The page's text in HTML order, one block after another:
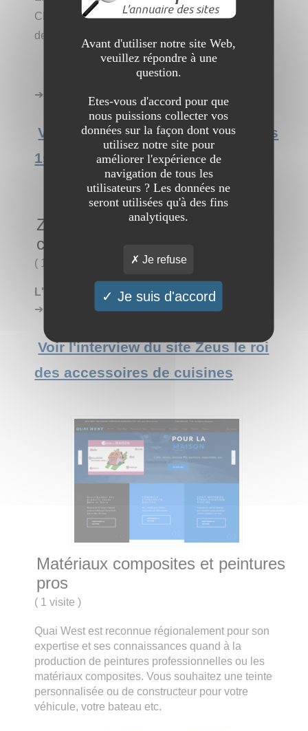
Chic elegance and trendy styles for unique home
decor. Don't miss our latest arrivals!
➔ Catégorie : Entreprise Fourniture
Voir l'interview du site The World's
1st Mushroom Lamp Boutique
Zeus le roi des accessoires de
cuisines
( 1 visite
L'art de cuisiner avec puissance et élégance
➔ Catégorie : Entreprise → Fourniture
Voir l'interview du site Zeus le roi
des accessoires de cuisines
Matériaux composites et peintures
pros
( 1 visite)
Quai West est reconnue régionalement pour son
expertise et ses connaissances quand à la
production de peintures professionnelles ou les
matériaux composites. Vous souhaitez une teinte
personnalisée ou de constructeur pour votre
véhicule, votre bateau etc.
Avant d'utiliser notre site Web,
veuillez répondre à une
question.
Etes-vous d'accord pour que
nous puissions collecter vos
données sur la façon dont vous
utilisez notre site pour
améliorer l'expérience de
navigation de tous les
utilisateurs ? Les données ne
seront utilisées qu'à des fins
analytiques.
Je refuse
Je suis d'accord